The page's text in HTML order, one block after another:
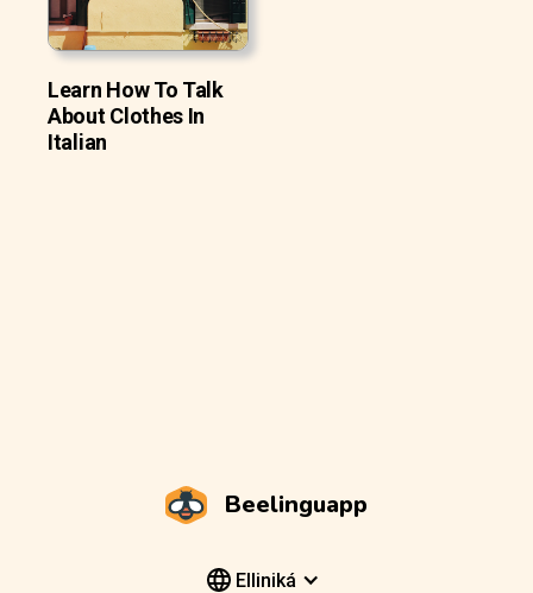
Learn How To Talk
About Clothes In
Italian
Beelinguapp
Elliniká